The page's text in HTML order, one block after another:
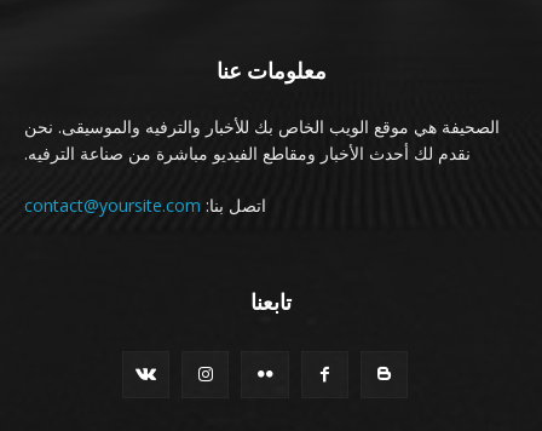
معلومات عنا
الصحيفة هي موقع الويب الخاص بك للأخبار والترفيه والموسيقى. نحن
نقدم لك أحدث الأخبار ومقاطع الفيديو مباشرة من صناعة الترفيه.
اتصل بنا: contact@yoursite.com
تابعنا